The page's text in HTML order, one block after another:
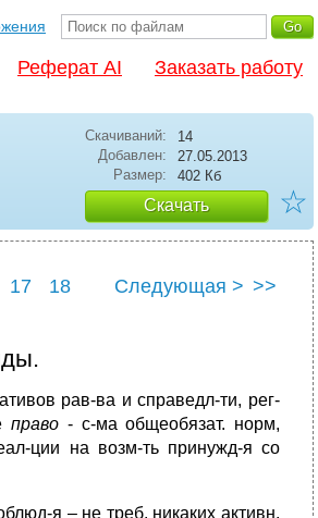
Реферат AI Заказать работу
Скачиваний:
14
Добавлен:
27.05.2013
Размер:
402 Кб
Скачать ☆
17
18
Следующая > >>
рав-ва и справедл-ти, рег-
право - с-ма общеобязат. норм,
ции на возм-ть принужд-я со
я – не треб. никаких активн.